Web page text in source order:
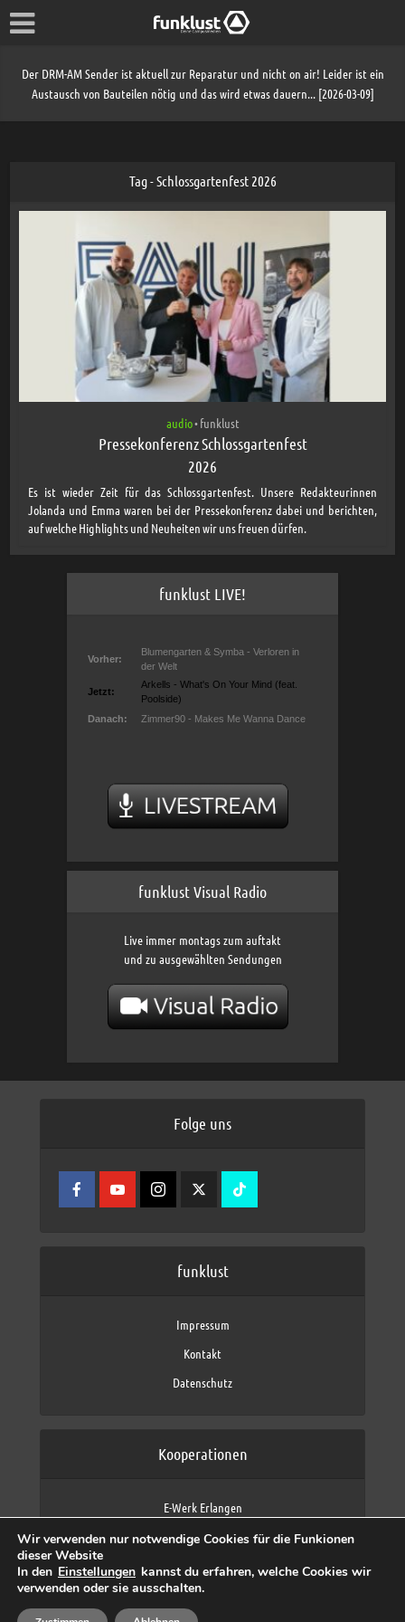
Der DRM-AM Sender ist aktuell zur Reparatur und nicht on air! Leider ist ein
Austausch von Bauteilen nötig und das wird etwas dauern... [2026-03-09]
Tag - Schlossgartenfest 2026
audio• funklust
Pressekonferenz Schlossgartenfest
2026
Es ist wieder Zeit für das Schlossgartenfest. Unsere Redakteurinnen
Jolanda und Emma waren bei der Pressekonferenz dabei und berichten,
auf welche Highlights und Neuheiten wir uns freuen dürfen.
funklust LIVE!
funklust Visual Radio
Live immer montags zum auftakt
und zu ausgewählten Sendungen
Folge uns
funklust
Impressum
Kontakt
Datenschutz
Kooperationen
E-Werk Erlangen
Fraunhofer IIS
max neo (AFK max)
Wir verwenden nur notwendige Cookies für die Funkionen
dieser Website
In den Einstellungen kannst du erfahren, welche Cookies wir
verwenden oder sie ausschalten.